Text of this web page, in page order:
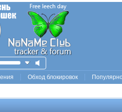
Обход блокировок